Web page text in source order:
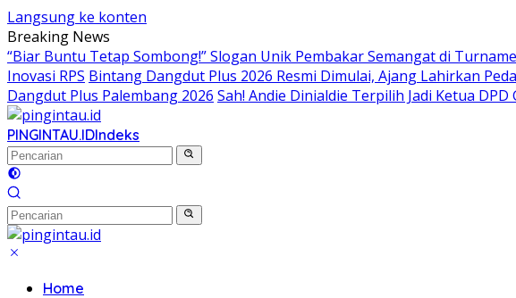
Langsung ke konten
Breaking News
“Biar Buntu Tetap Sombong!” Slogan Unik Pembakar Semangat di
Inovasi RPS Bintang Dangdut Plus 2026 Resmi Dimulai, Ajang Lahirkan
Dangdut Plus Palembang 2026 Sah! Andie Dinialdie Terpilih Jadi Ketua
PINGINTAU.IDIndeks
Home